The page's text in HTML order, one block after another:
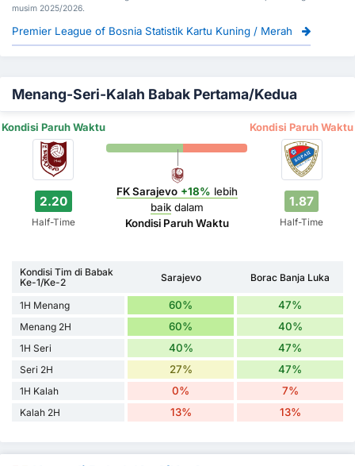
musim 2025/2026.
Premier League of Bosnia Statistik Kartu Kuning / Merah
Menang-Seri-Kalah Babak Pertama/Kedua
Kondisi Paruh Waktu Kondisi Paruh Waktu
2.20
Half-Time
FK Sarajevo +18% lebih
baik dalam
Kondisi Paruh Waktu
1.87
Half-Time
Kondisi Tim di Babak
Ke-1/Ke-2
Sarajevo Borac Banja Luka
1H Menang 60% 47%
Menang 2H 60% 40%
1H Seri 40% 47%
Seri 2H 27% 47%
1H Kalah 0% 7%
Kalah 2H 13% 13%